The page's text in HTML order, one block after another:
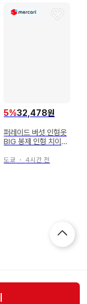
5%32,478원
퍼레이드 버섯 인형옷
BIG 봉제 인형 치이카
도쿄 ・ 4시간 전